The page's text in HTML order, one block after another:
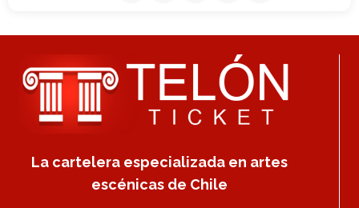
La cartelera especializada en artes
escénicas de Chile